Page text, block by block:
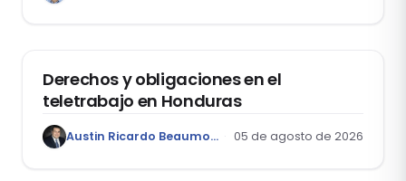
Derechos y obligaciones en el
teletrabajo en Honduras
Austin Ricardo Beaumont Rivera 05 de agosto de 2026